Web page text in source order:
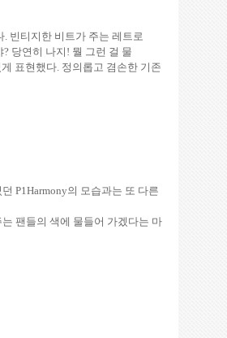
. 빈티지한 비트가 주는 레트로
? 당연히 나지 ! 뭘 그런 걸 물
표현했다. 정의롭고 겸손한 기존
P1Harmony의 모습과는 또 다른
팬들의 색에 물들어 가겠다는 마